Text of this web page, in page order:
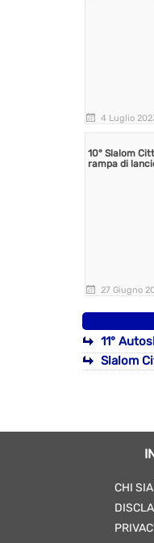
4 Luglio
10° Slalom
rampa di
27 Giugno
11°
Slalom
CHI